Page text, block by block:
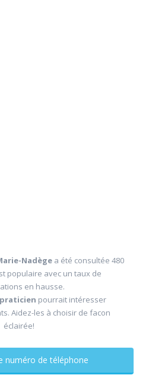
Nadège a été consultée 480
populaire avec un taux de
en hausse.
pourrait intéresser
Aidez-les à choisir de facon
éclairée!
Afficher le numéro de téléphone